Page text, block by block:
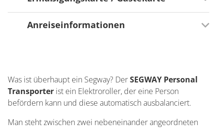
Teilnahme Saarland Card?
Anreiseinformationen
Fahrradabstellmöglichkeit
Parkmöglichkeiten am Haus
Bahnhof in der Nähe
Was ist überhaupt ein Segway? DerSEGWAY Personal
Transporter ist ein Elektroroller, der eine Person
befördern kann und diese automatisch ausbalanciert.
Man steht zwischen zwei nebeneinander angeordneten